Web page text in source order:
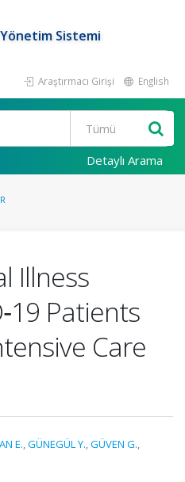
Sistemi
Araştırmacı Girişi English
Detaylı Arama
Illness
Patients
Care
E.,GÜNEGÜL Y.,GÜVEN G.,